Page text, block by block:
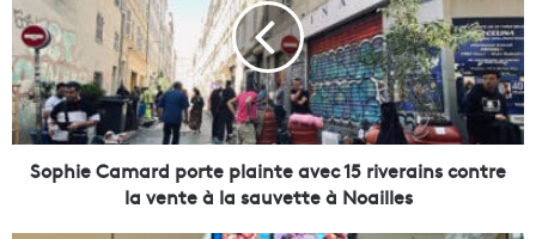
h
e
C
a
m
Sophie Camard porte plainte avec 15 riverains contre
la vente à la sauvette à Noailles